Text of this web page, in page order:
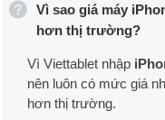
Vì sao giá máy
hơn thị trường?
Vì Viettablet nhập
nên luôn có mức giá
hơn thị trường.